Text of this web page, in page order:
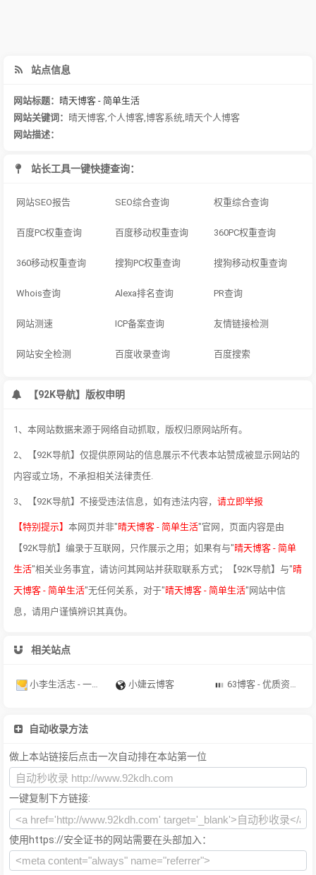
站点信息
网站标题： 晴天博客 - 简单生活
网站关键词： 晴天博客 个人博客 博客系统 晴天个人博客
网站描述：
站长工具一键快捷查询：
网站SEO报告 SEO综合查询 权重综合查询
百度PC权重查询 百度移动权重查询 360PC权重查询
360移动权重查询 搜狗PC权重查询 搜狗移动权重查询
Whois查询 Alexa排名查询 PR查询
网站测速 ICP备案查询 友情链接检测
网站安全检测 百度收录查询 百度搜索
【92K导航】版权申明
1、本网站数据来源于网络自动抓取，版权归原网站所有。
2、【92K导航】仅提供原网站的信息展示不代表本站赞成被显示网站的
内容或立场，不承担相关法律责任.
3、【92K导航】不接受违法信息，如有违法内容， 请立即举报
【特别提示】 本网页并非"晴天博客 - 简单生活"官网，页面内容是由
【92K导航】编录于互联网，只作展示之用；如果有与"晴天博客 - 简单
生活"相关业务事宜，请访问其网站并获取联系方式；【92K导航】与"晴
天博客 - 简单生活"无任何关系，对于"晴天博客 - 简单生活"网站中信
息，请用户谨慎辨识其真伪。
相关站点
小李生活志 - 一个沙雕小青年记录成长历程的网站 小婕云博客 63博客 - 优质资源教程分享博客
自动收录方法
做上本站链接后点击一次自动排在本站第一位
一键复制下方链接:
使用https://安全证书的网站需要在头部加入：